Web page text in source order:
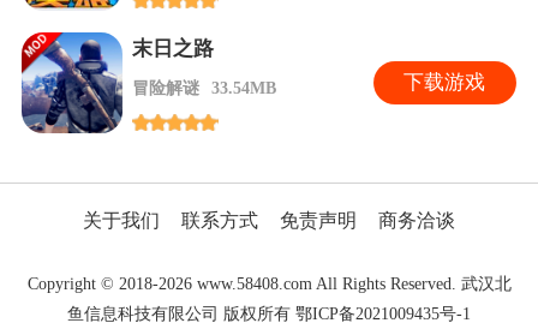
末日之路
冒险解谜 33.54MB 下载游戏
关于我们 联系方式 免责声明 商务洽谈
Copyright © 2018-2026 www.58408.com All Rights Reserved. 武汉北
鱼信息科技有限公司 版权所有 鄂ICP备2021009435号-1